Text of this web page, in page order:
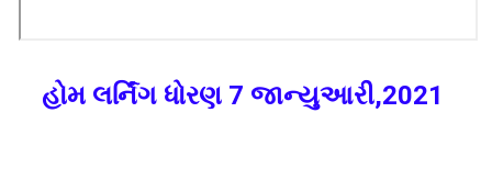
હોમ લર્નિંગ ધોરણ 7 જાન્યુઆરી,2021